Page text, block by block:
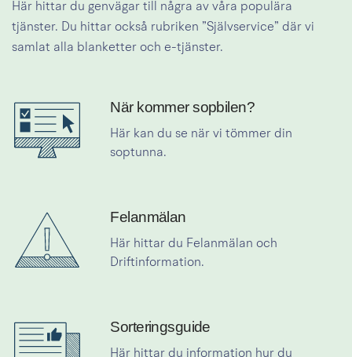
Här hittar du genvägar till några av våra populära
tjänster. Du hittar också rubriken ”Självservice” där vi
samlat alla blanketter och e-tjänster.
När kommer sopbilen?
Här kan du se när vi tömmer din
soptunna.
Länk till tider för sopbilen
Felanmälan
Här hittar du Felanmälan och
Driftinformation.
Länk till felanmälan
Sorteringsguide
Här hittar du information hur du
Länk till sorteringsguiden